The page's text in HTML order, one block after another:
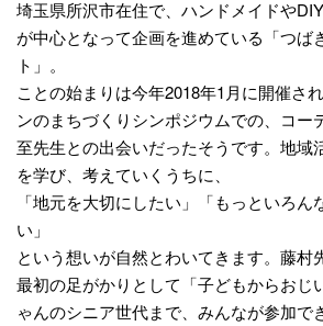
埼玉県所沢市在住で、ハンドメイドや
が中心となって企画を進めている「つば
ト」。
ことの始まりは今年2018年1月に開催さ
ンのまちづくりシンポジウムでの、コー
至先生との出会いだったそうです。地域
を学び、考えていくうちに、
「地元を大切にしたい」「もっといろん
い」
という想いが自然とわいてきます。藤村
最初の足がかりとして「子どもからおじ
ゃんのシニア世代まで、みんなが参加で